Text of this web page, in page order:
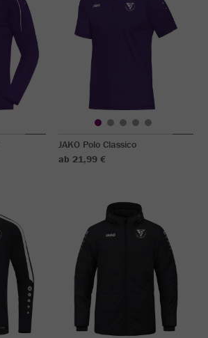
JAKO Polo Classico
ab 21,99 €